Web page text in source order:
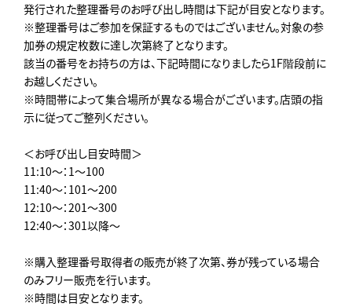
発行された整理番号のお呼び出し時間は下記が目安となります。
※整理番号はご参加を保証するものではございません。対象の参
加券の規定枚数に達し次第終了となります。
該当の番号をお持ちの方は、下記時間になりましたら1F階段前に
お越しください。
※時間帯によって集合場所が異なる場合がございます。店頭の指
示に従ってご整列ください。
＜お呼び出し目安時間＞
11:10～：1～100
11:40～：101～200
12:10～：201～300
12:40～：301以降～
※購入整理番号取得者の販売が終了次第、券が残っている場合
のみフリー販売を行います。
※時間は目安となります。